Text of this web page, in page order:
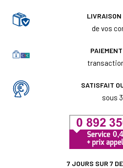
LIVRAISON
de vos
SATISFAIT
sous
7 JOURS SUR 7